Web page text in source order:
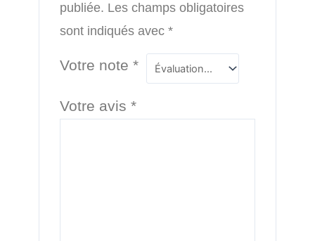
publiée. Les champs obligatoires
sont indiqués avec*
Votre note*
Votre avis*